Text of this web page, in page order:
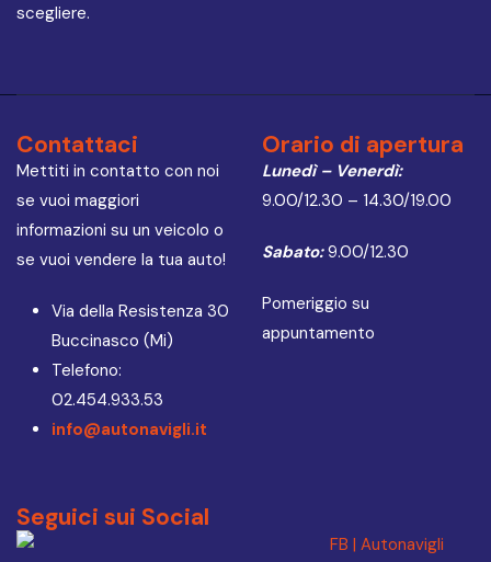
scegliere.
Contattaci
Mettiti in contatto con noi
se vuoi maggiori
informazioni su un veicolo o
se vuoi vendere la tua auto!
Via della Resistenza 30
Buccinasco (Mi)
Telefono:
02.454.933.53
info@autonavigli.it
Orario di apertura
Lunedì – Venerdì:
9.00/12.30 – 14.30/19.00
Sabato:9.00/12.30
Pomeriggio su
appuntamento
Seguici sui Social